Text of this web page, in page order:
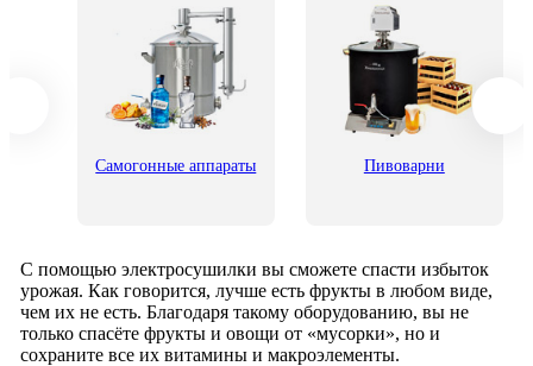
Самогонные аппараты Пивоварни
С помощью электросушилки вы сможете спасти избыток
урожая. Как говорится, лучше есть фрукты в любом виде,
чем их не есть. Благодаря такому оборудованию, вы не
только спасёте фрукты и овощи от «мусорки», но и
сохраните все их витамины и макроэлементы.